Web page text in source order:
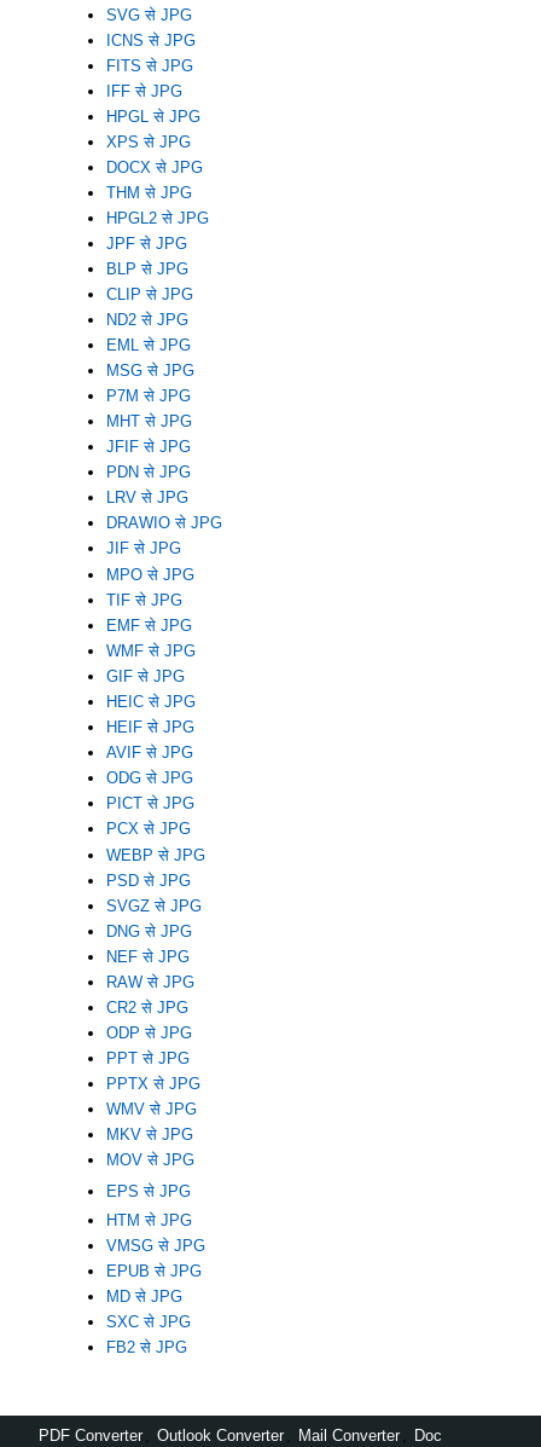
SVG से JPG
ICNS से JPG
FITS से JPG
IFF से JPG
HPGL से JPG
XPS से JPG
DOCX से JPG
THM से JPG
HPGL2 से JPG
JPF से JPG
BLP से JPG
CLIP से JPG
ND2 से JPG
EML से JPG
MSG से JPG
P7M से JPG
MHT से JPG
JFIF से JPG
PDN से JPG
LRV से JPG
DRAWIO से JPG
JIF से JPG
MPO से JPG
TIF से JPG
EMF से JPG
WMF से JPG
GIF से JPG
HEIC से JPG
HEIF से JPG
AVIF से JPG
ODG से JPG
PICT से JPG
PCX से JPG
WEBP से JPG
PSD से JPG
SVGZ से JPG
DNG से JPG
NEF से JPG
RAW से JPG
CR2 से JPG
ODP से JPG
PPT से JPG
PPTX से JPG
WMV से JPG
MKV से JPG
MOV से JPG
EPS से JPG
HTM से JPG
VMSG से JPG
EPUB से JPG
MD से JPG
SXC से JPG
FB2 से JPG
PDF Converter Outlook Converter Mail Converter Doc